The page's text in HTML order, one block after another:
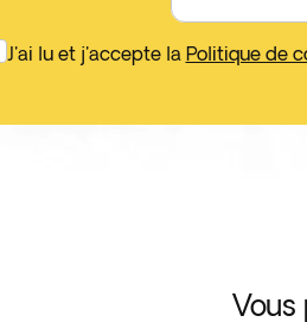
J'ai lu et j'accepte la Politique de
Vous